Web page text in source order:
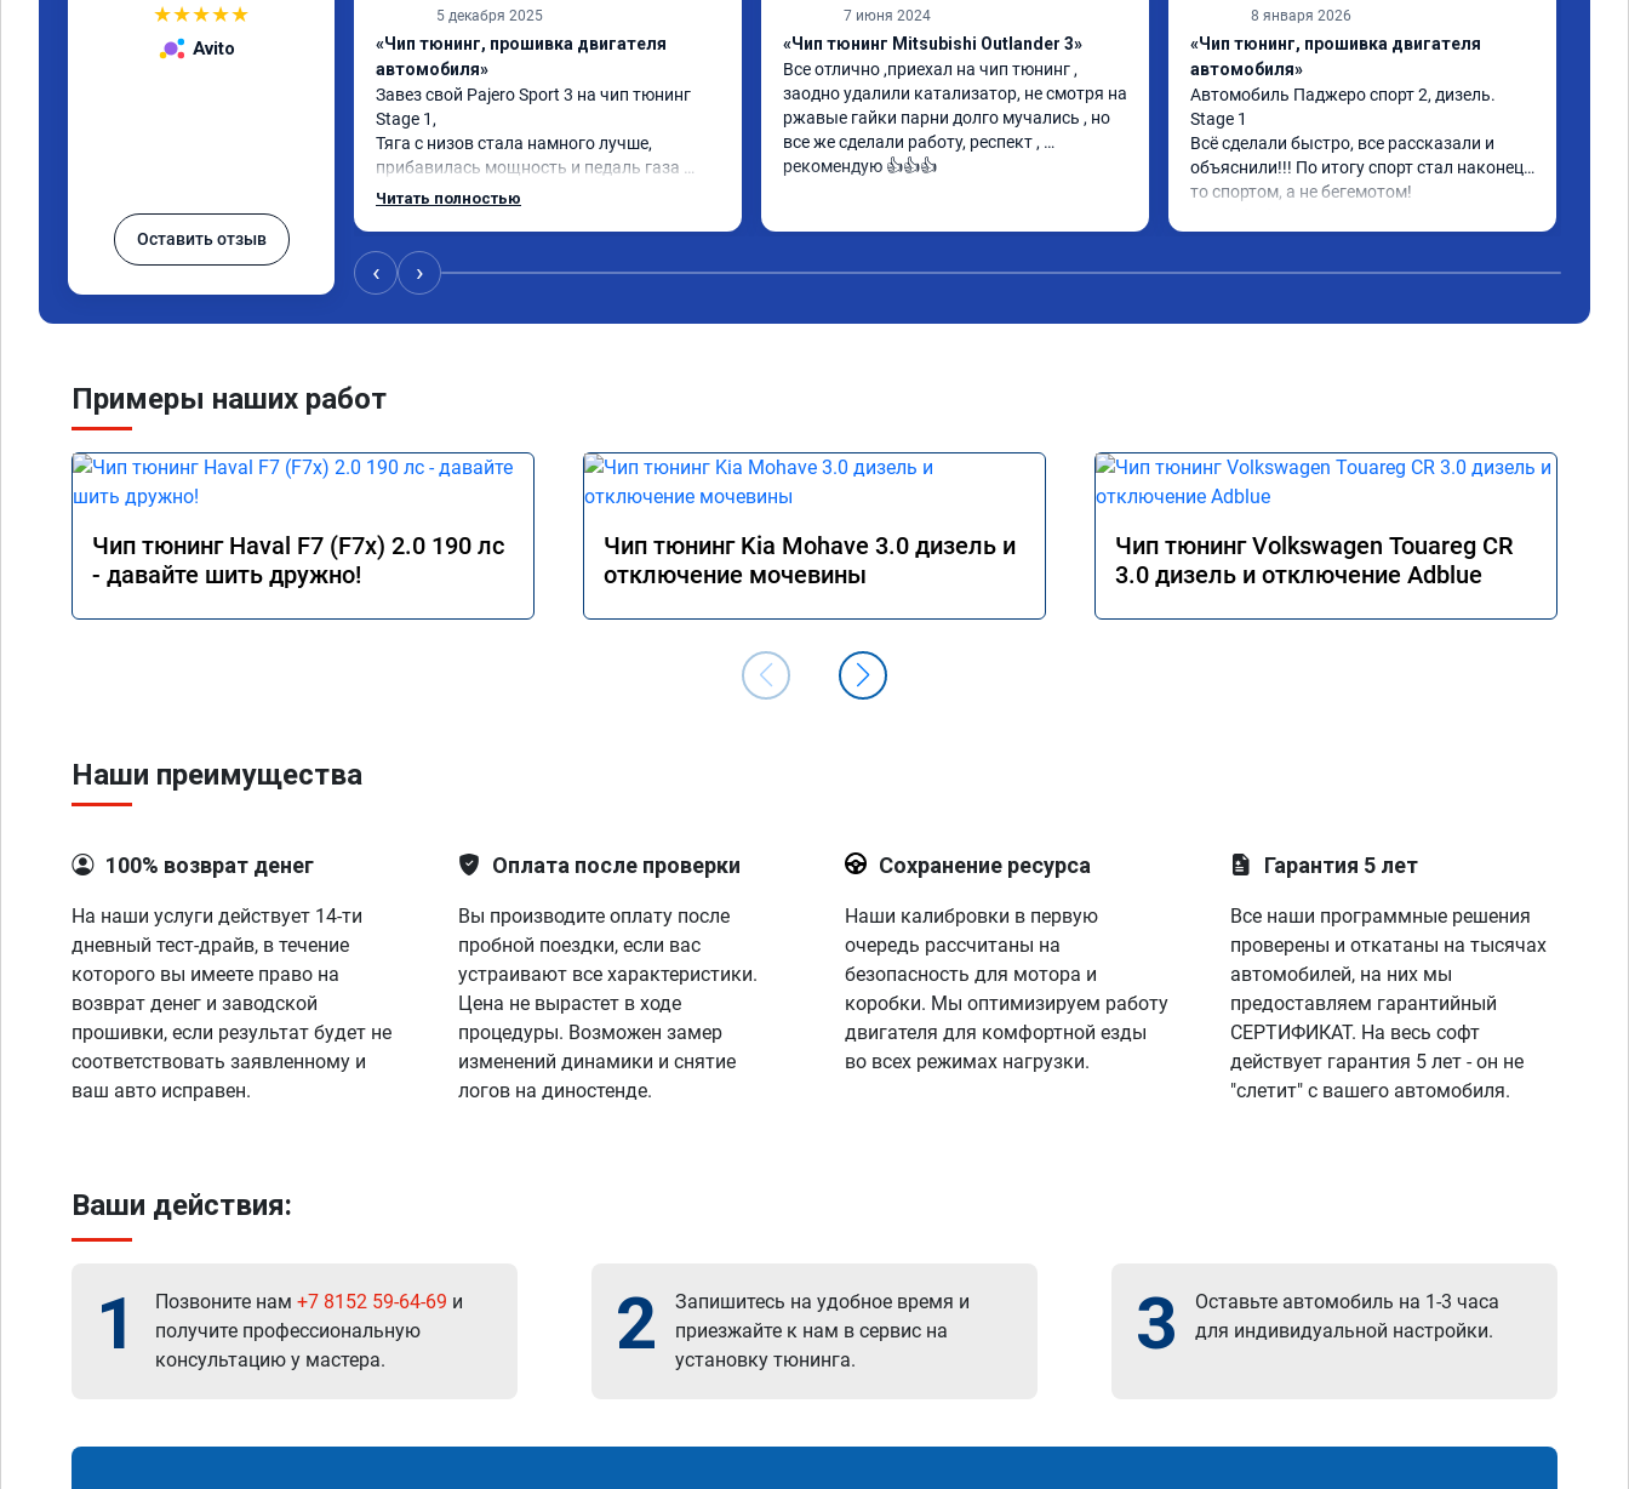
★★★★★
Avito
Оставить отзыв
5 декабря 2025
«Чип тюнинг, прошивка двигателя
автомобиля»
Завез свой Pajero Sport 3 на чип тюнинг
Stage 1,
Тяга с низов стала намного лучше,
прибавилась мощность и педаль газа
стала отзывчивее.
качественно!
Читал что в Австралии при покупке этих
результаты должны быть еще лучше)
Читать полностью
7 июня 2024
«Чип тюнинг Mitsubishi Outlander 3»
Все отлично ,приехал на чип тюнинг ,
заодно удалили катализатор, не смотря на
ржавые гайки парни долго мучались , но
все же сделали работу, респект ,
рекомендую 👍👍👍
8 января 2026
«Чип тюнинг, прошивка двигателя
автомобиля»
Автомобиль Паджеро спорт 2, дизель.
Stage 1
Всё сделали быстро, все рассказали и
объяснили!!! По итогу спорт стал наконец-
то спортом, а не бегемотом!
‹ ›
Примеры наших работ
Чип тюнинг Haval F7 (F7x) 2.0 190 лс
- давайте шить дружно!
Чип тюнинг Kia Mohave 3.0 дизель и
отключение мочевины
Чип тюнинг Volkswagen Touareg CR
3.0 дизель и отключение Adblue
Наши преимущества
100% возврат денег
На наши услуги действует 14-ти
дневный тест-драйв, в течение
которого вы имеете право на
возврат денег и заводской
прошивки, если результат будет не
соответствовать заявленному и
ваш авто исправен.
Оплата после проверки
Вы производите оплату после
пробной поездки, если вас
устраивают все характеристики.
Цена не вырастет в ходе
процедуры. Возможен замер
изменений динамики и снятие
логов на диностенде.
Сохранение ресурса
Наши калибровки в первую
очередь рассчитаны на
безопасность для мотора и
коробки. Мы оптимизируем работу
двигателя для комфортной езды
во всех режимах нагрузки.
Гарантия 5 лет
Все наши программные решения
проверены и откатаны на тысячах
автомобилей, на них мы
предоставляем гарантийный
СЕРТИФИКАТ. На весь софт
действует гарантия 5 лет - он не
"слетит" с вашего автомобиля.
Ваши действия:
1 Позвоните нам +7 8152 59-64-69 и
получите профессиональную
консультацию у мастера.
2
Запишитесь на удобное время и
приезжайте к нам в сервис на
установку тюнинга.
3
Оставьте автомобиль на 1-3 часа
для индивидуальной настройки.